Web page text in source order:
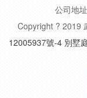
公司地
Copyright ? 2019
12005937號-4 別墅